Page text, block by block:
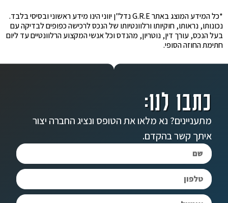
*כל המידע המוצג באתר G.R.E נדל"ן יווני הינו מידע ראשוני ובסיסי בלבד.
נכונותו, נראותו, חוקיותו ורלוונטיותו של הנכס לרכישה כפופים לבדיקה עם
בעל הנכס, עורך דין, נוטריון, מהנדס וכל אנשי המקצוע הרלוונטיים עד ליום
חתימת החוזה הסופי.
כתבו לנו:
מתעניינים? נא מלאו את הטופס ונציג החברה יצור
איתך קשר בהקדם.